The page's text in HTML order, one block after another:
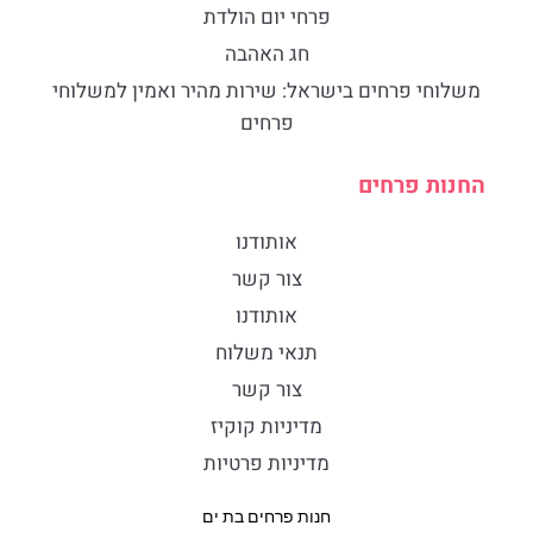
פרחי יום הולדת
חג האהבה
​משלוחי פרחים בישראל: שירות מהיר ואמין למשלוחי
פרחים
החנות פרחים
אותודנו
צור קשר
אותודנו
תנאי משלוח
צור קשר
מדיניות קוקיז
מדיניות פרטיות
חנות פרחים בת ים